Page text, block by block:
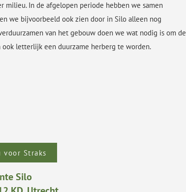
In de afgelopen periode hebben we samen
we bijvoorbeeld ook zien door in Silo alleen nog
van het gebouw doen we wat nodig is om de
ook letterlijk een duurzame herberg te worden.
voor Straks
Silo